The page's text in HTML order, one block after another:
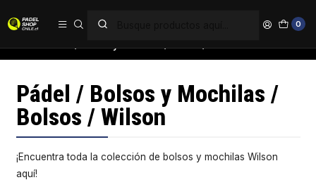
0
Pádel / Bolsos y Mochilas /
Bolsos / Wilson
¡Encuentra toda la colección de bolsos y mochilas Wilson
aquí!